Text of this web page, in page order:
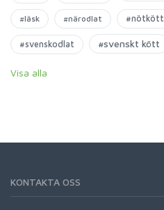
#läsk #närodlat #nötkött
#svenskodlat #svenskt kött
Visa alla
KONTAKTA OSS